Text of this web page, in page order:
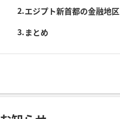
2 エジプト新首都の金融地区
3 まとめ